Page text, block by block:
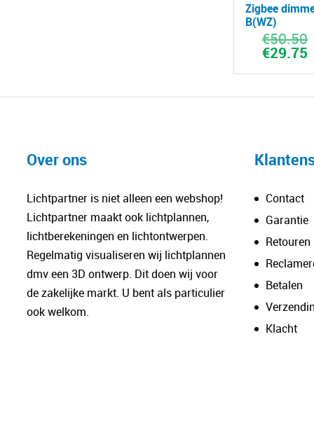
Zigbee
B(WZ)
€50.50
€29.75
Over ons
Lichtpartner is niet alleen een webshop!
Lichtpartner maakt ook lichtplannen,
lichtberekeningen en lichtontwerpen.
Regelmatig visualiseren wij lichtplannen
dmv een 3D ontwerp. Dit doen wij voor
de zakelijke markt. U bent als particulier
ook welkom.
Contact
Garantie
Retouren
Betalen
Klacht